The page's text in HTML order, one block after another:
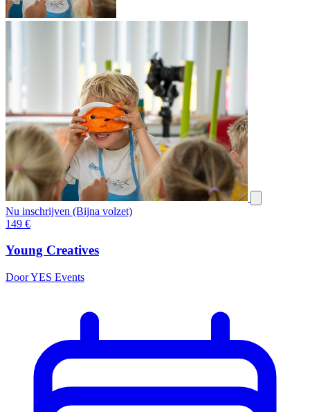
Nu inschrijven (Bijna volzet)
149 €
Young Creatives
Door YES Events